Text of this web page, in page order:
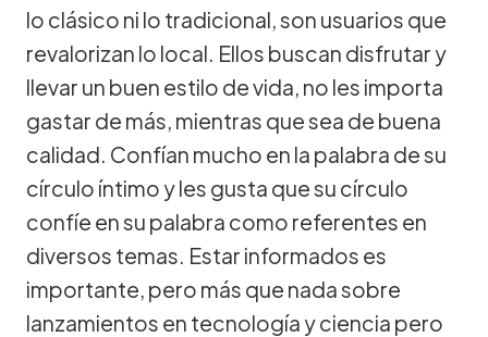
lo clásico ni lo tradicional, son usuarios que
revalorizan lo local. Ellos buscan disfrutar y
llevar un buen estilo de vida, no les importa
gastar de más, mientras que sea de buena
calidad. Confían mucho en la palabra de su
círculo íntimo y les gusta que su círculo
confíe en su palabra como referentes en
diversos temas. Estar informados es
importante, pero más que nada sobre
lanzamientos en tecnología y ciencia pero